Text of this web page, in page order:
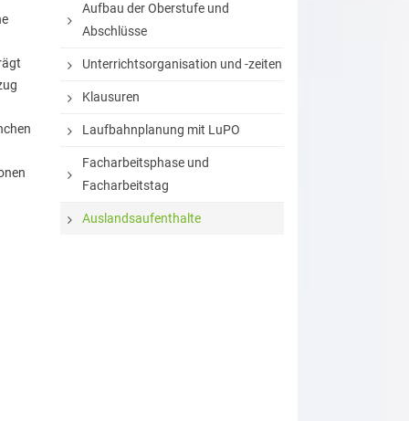
Aufbau der Oberstufe und
Abschlüsse
Unterrichtsorganisation und -zeiten
Klausuren
Laufbahnplanung mit LuPO
Facharbeitsphase und
Facharbeitstag
Auslandsaufenthalte